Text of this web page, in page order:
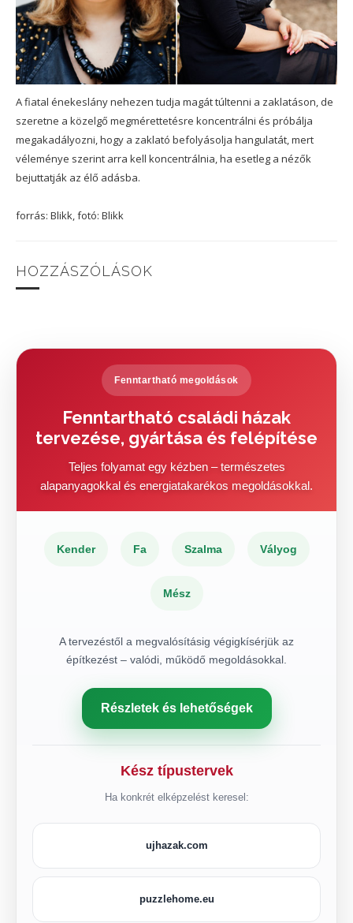
A fiatal énekeslány nehezen tudja magát túltenni a zaklatáson, de
szeretne a közelgő megmérettetésre koncentrálni és próbálja
megakadályozni, hogy a zaklató befolyásolja hangulatát, mert
véleménye szerint arra kell koncentrálnia, ha esetleg a nézők
bejuttatják az élő adásba.
forrás: Blikk, fotó: Blikk
HOZZÁSZÓLÁSOK
Fenntartható megoldások
Fenntartható családi házak
tervezése, gyártása és felépítése
Teljes folyamat egy kézben – természetes
alapanyagokkal és energiatakarékos megoldásokkal.
Kender Fa Szalma Vályog
Mész
A tervezéstől a megvalósításig végigkísérjük az
építkezést – valódi, működő megoldásokkal.
Részletek és lehetőségek
Kész típustervek
Ha konkrét elképzelést keresel:
ujhazak.com
puzzlehome.eu